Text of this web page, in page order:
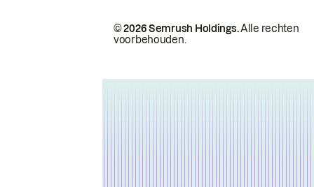
© 2026 Semrush Holdings.Alle rechten
voorbehouden.